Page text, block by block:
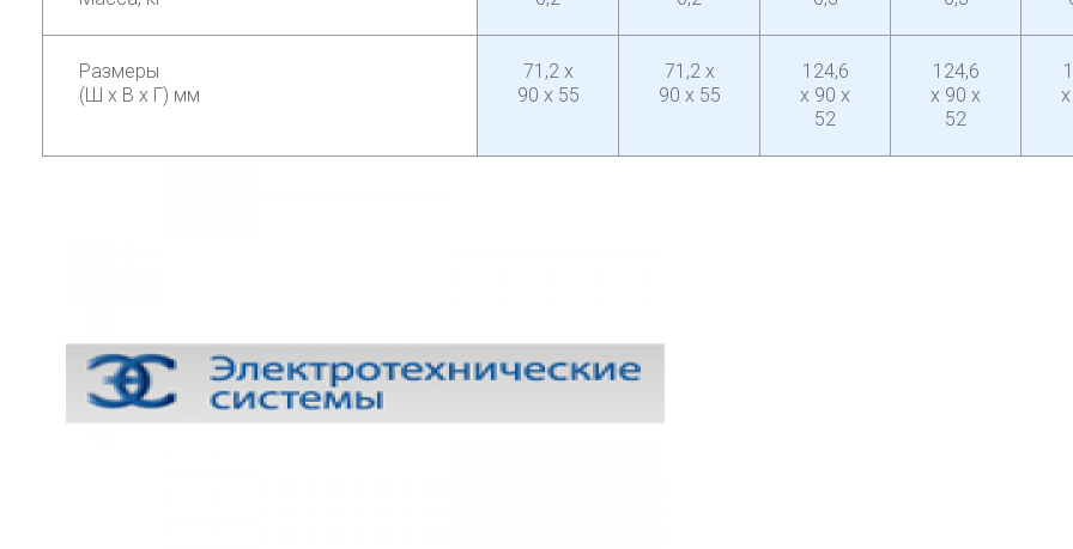
Размеры
(Ш х В x Г) мм
71,2 x
90 x 55
71,2 x
90 x 55
124,6
x 90 x
52
124,6
x 90 x
52